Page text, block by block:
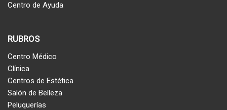
Centro de Ayuda
RUBROS
Centro Médico
Clínica
Centros de Estética
Salón de Belleza
Peluquerías